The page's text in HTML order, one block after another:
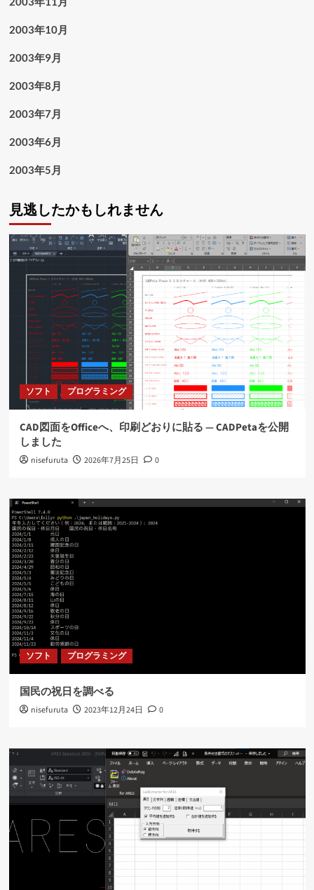
2003年10月
2003年9月
2003年8月
2003年7月
2003年6月
2003年5月
見逃したかもしれません
ソフト プログラミング
CAD図面をOfficeへ、印刷どおりに貼る ― CADPetaを公開
しました
nisefuruta 2026年7月25日 0
ソフト プログラミング
国民の祝日を調べる
nisefuruta 2023年12月24日 0